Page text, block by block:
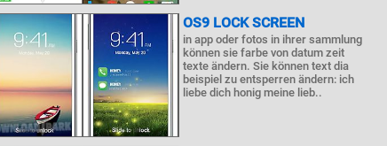
OS9 LOCK SCREEN
in app oder fotos in ihrer sammlung
können sie farbe von datum zeit
texte ändern. Sie können text dia
beispiel zu entsperren ändern: ich
liebe dich honig meine lieb..